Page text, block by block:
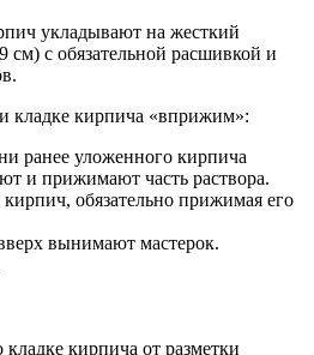
укладывают на жесткий
см) с обязательной расшивкой и
кладке кирпича «вприжим»:
ранее уложенного кирпича
и прижимают часть раствора.
обязательно прижимая его
вынимают мастерок.
кирпича от разметки